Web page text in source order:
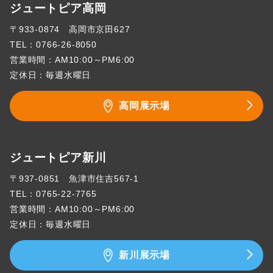
ジュートピア高岡
〒933-0874 高岡市京田627
TEL：0766-26-8050
営業時間：AM10:00～PM6:00
定休日：毎週水曜日
高岡展示場
ジュートピア新川
〒937-0851 魚津市住吉567-1
TEL：0765-22-7765
営業時間：AM10:00～PM6:00
定休日：毎週水曜日
新川展示場